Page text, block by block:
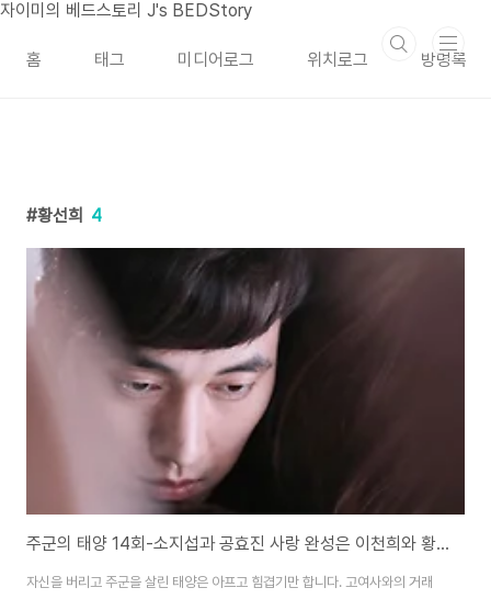
본문 바로가기
자이미의 베드스토리 J's BEDStory
홈 태그 미디어로그 위치로그 방명록
황선희 4
주군의 태양 14회-소지섭과 공효진 사랑 완성은 이천희와 황선희가 쥐고 있다
자신을 버리고 주군을 살린 태양은 아프고 힘겹기만 합니다. 고여사와의 거래